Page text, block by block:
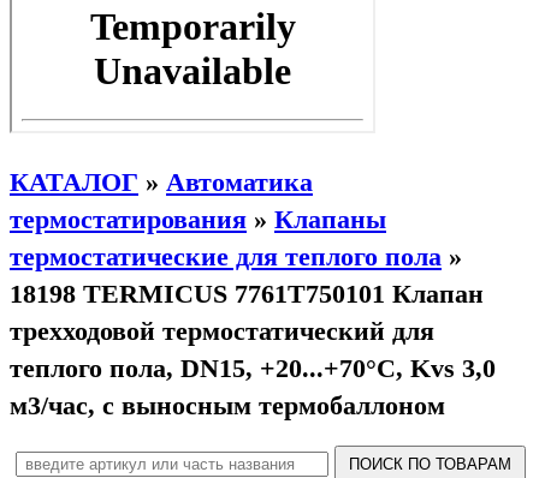
КАТАЛОГ » Автоматика
термостатирования » Клапаны
термостатические для теплого пола »
18198 TERMICUS 7761T750101 Клапан
трехходовой термостатический для
теплого пола, DN15, +20...+70°С, Kvs 3,0
м3/час, с выносным термобаллоном